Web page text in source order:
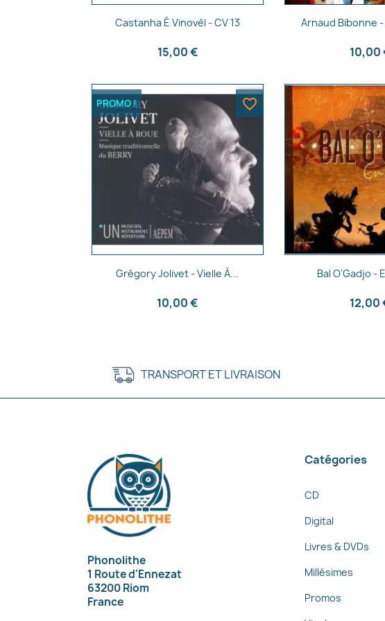
Aperçu rapide
Castanha É Vinovèl - CV 13
15,00 €
Aperçu
Arnaud Bibonne
10,00
Aperçu rapide
Grégory Jolivet - Vielle À...
10,00 €
PROMO ! favorite_border
Aperçu
Bal O'Gadjo -
12,00
TRANSPORT ET LIVRAISON
Phonolithe
1 Route d'Ennezat
63200 Riom
France
Catégories
CD
Digital
Livres & DVDs
Millésimes
Promos